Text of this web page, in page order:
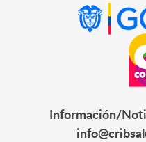
Información/